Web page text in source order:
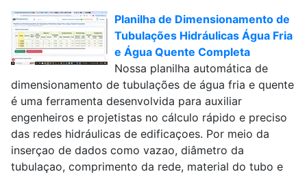
Planilha de Dimensionamento de
Tubulações Hidráulicas Água Fria
e Água Quente Completa
Nossa planilha automática de
dimensionamento de tubulações de água fria e quente
é uma ferramenta desenvolvida para auxiliar
engenheiros e projetistas no cálculo rápido e preciso
das redes hidráulicas de edificaçoes. Por meio da
inserçao de dados como vazao, diâmetro da
tubulaçao, comprimento da rede, material do tubo e